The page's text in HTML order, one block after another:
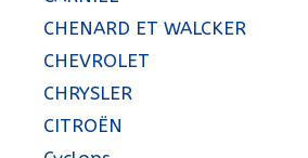
CHENARD ET WALCKER
CHEVROLET
CHRYSLER
CITROËN